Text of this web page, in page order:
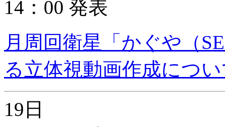
14：00 発表
月周回衛星「かぐや（
る立体視動画作成につ
19日